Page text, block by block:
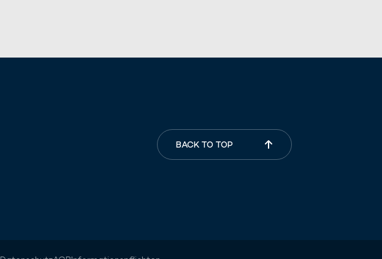
BACK TO TOP